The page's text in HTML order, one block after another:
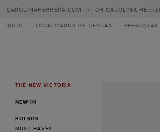
CAROLINAHERRERA.COM > CH CAROLINA
INICIO LOCALIZADOR DE TIENDAS PREGUNTAS
MENUTHE NEW VICTORIA
NEW IN
BOLSOS
MUST-HAVES